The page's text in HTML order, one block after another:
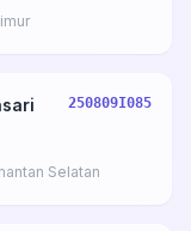
250809I085
Selatan